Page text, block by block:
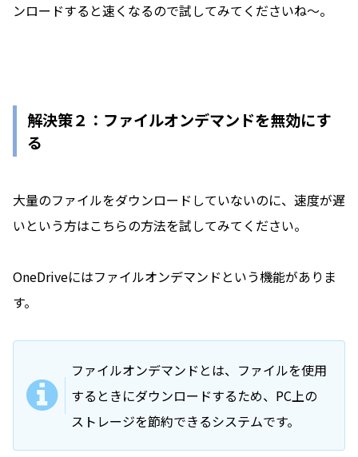
ンロードすると速くなるので試してみてくださいね〜。
解決策２：ファイルオンデマンドを無効にす
る
大量のファイルをダウンロードしていないのに、速度が遅
いという方はこちらの方法を試してみてください。
OneDriveにはファイルオンデマンドという機能がありま
す。
ファイルオンデマンドとは、ファイルを使用
するときにダウンロードするため、PC上の
ストレージを節約できるシステムです。